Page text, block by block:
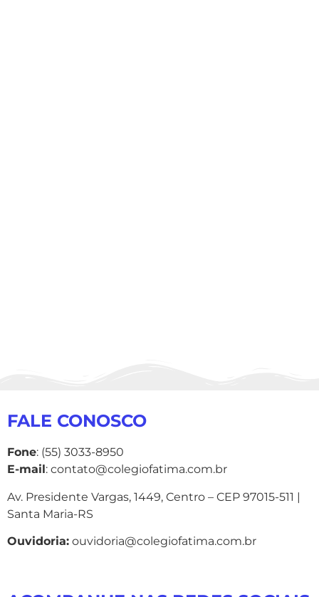
FALE CONOSCO
Fone: (55) 3033-8950
E-mail: contato@colegiofatima.com.br
Av. Presidente Vargas, 1449, Centro – CEP 97015-511 |
Santa Maria-RS
Ouvidoria: ouvidoria@colegiofatima.com.br